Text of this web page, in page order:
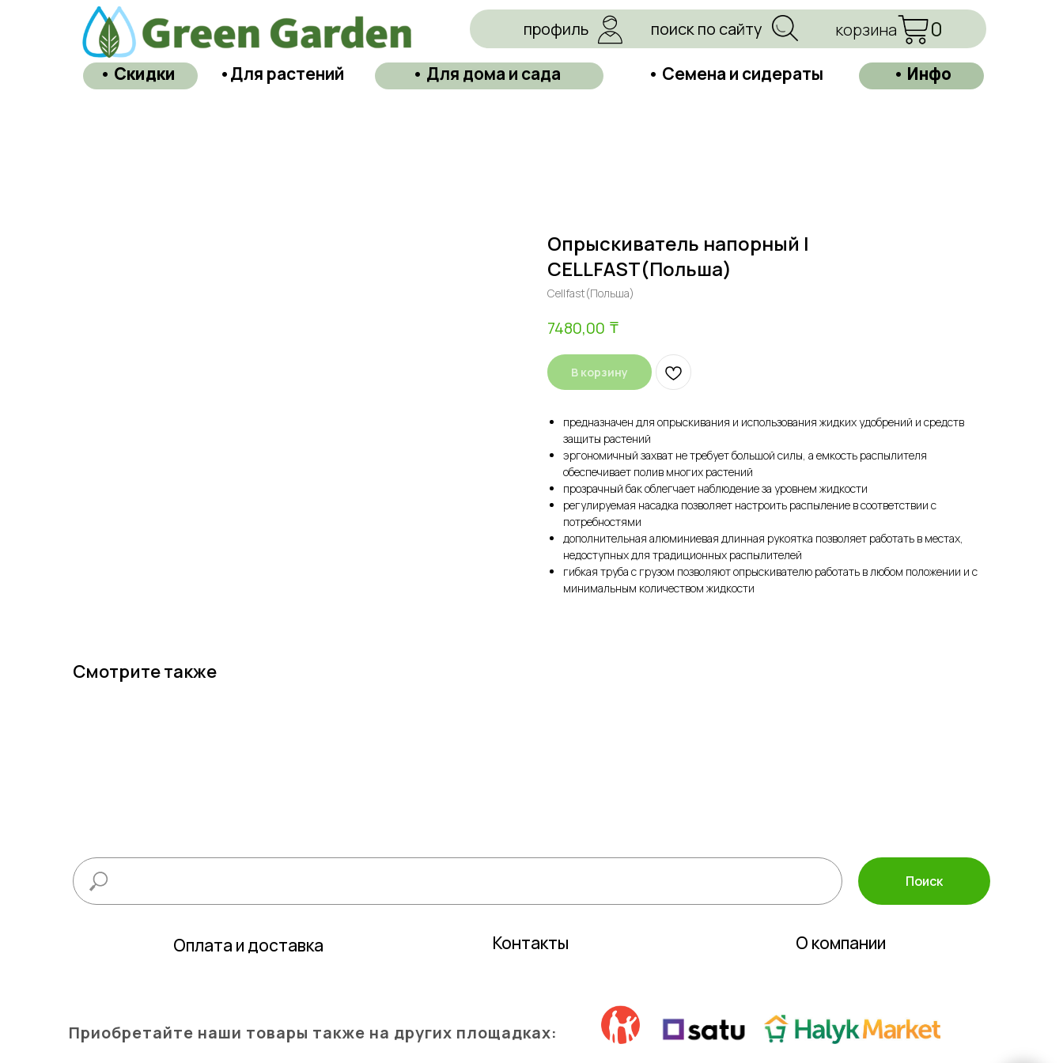
• Инфо
•Для растений • Семена и сидераты
• Для дома и сада
0
• Скидки
профиль поиск по сайту корзина
Опрыскиватель напорный |
CELLFAST(Польша)
Cellfast(Польша)
7480,00 ₸
В корзину
предназначен для опрыскивания и использования жидких удобрений и средств
защиты растений
эргономичный захват не требует большой силы, а емкость распылителя
обеспечивает полив многих растений
прозрачный бак облегчает наблюдение за уровнем жидкости
регулируемая насадка позволяет настроить распыление в соответствии с
потребностями
дополнительная алюминиевая длинная рукоятка позволяет работать в местах,
недоступных для традиционных распылителей
гибкая труба c грузом позволяют опрыскивателю работать в любом положении и с
минимальным количеством жидкости
Смотрите также
Поиск
Кактусы и суккуленты
Приобретайте наши товары также на других площадках:
Оплата и доставка Контакты О компании